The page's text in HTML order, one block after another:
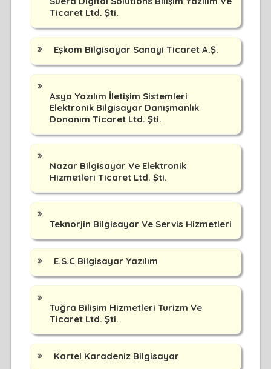
Ticaret Ltd. Şti.
Eşkom Bilgisayar Sanayi Ticaret A.Ş.
Asya Yazılım İletişim Sistemleri
Elektronik Bilgisayar Danışmanlık
Donanım Ticaret Ltd. Şti.
Nazar Bilgisayar Ve Elektronik
Hizmetleri Ticaret Ltd. Şti.
Teknorjin Bilgisayar Ve Servis Hizmetleri
E.S.C Bilgisayar Yazılım
Tuğra Bilişim Hizmetleri Turizm Ve
Ticaret Ltd. Şti.
Kartel Karadeniz Bilgisayar